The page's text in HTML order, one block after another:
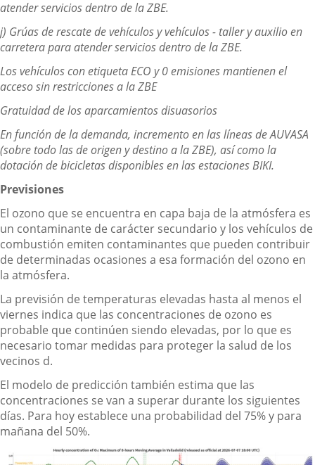
atender servicios dentro de la ZBE.
j) Grúas de rescate de vehículos y vehículos - taller y auxilio en
carretera para atender servicios dentro de la ZBE.
Los vehículos con etiqueta ECO y 0 emisiones mantienen el
acceso sin restricciones a la ZBE
Gratuidad de los aparcamientos disuasorios
En función de la demanda, incremento en las líneas de AUVASA
(sobre todo las de origen y destino a la ZBE), así como la
dotación de bicicletas disponibles en las estaciones BIKI.
Previsiones
El ozono que se encuentra en capa baja de la atmósfera es
un contaminante de carácter secundario y los vehículos de
combustión emiten contaminantes que pueden contribuir
de determinadas ocasiones a esa formación del ozono en
la atmósfera.
La previsión de temperaturas elevadas hasta al menos el
viernes indica que las concentraciones de ozono es
probable que continúen siendo elevadas, por lo que es
necesario tomar medidas para proteger la salud de los
vecinos d.
El modelo de predicción también estima que las
concentraciones se van a superar durante los siguientes
días. Para hoy establece una probabilidad del 75% y para
mañana del 50%.